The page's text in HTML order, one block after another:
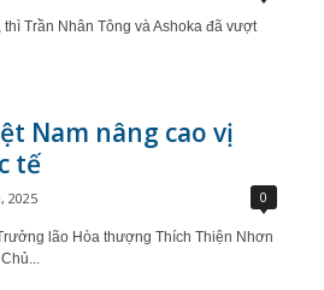
Trần Nhân Tông và Ashoka đã vượt
Nam nâng cao vị
tế
2025 0
lão Hòa thượng Thích Thiện Nhơn